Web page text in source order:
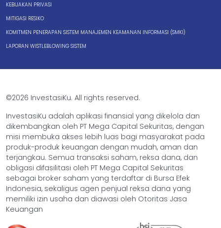
KEBIJAKAN PRIVASI
MITIGASI RESIKO
KOMITMEN PENERAPAN SISTEM MANAJEMEN KEAMANAN INFORMASI (SMKI)
LAPORAN WISTLEBLOWING SISTEM
©2026 InvestasiKu. All rights reserved.
InvestasiKu adalah aplikasi finansial yang dikelola dan
dikembangkan oleh PT Mega Capital Sekuritas, dengan
misi membuka akses lebih luas bagi masyarakat pada
produk-produk keuangan dengan mudah, aman dan
terjangkau. Semua transaksi saham, reksa dana, dan
obligasi difasilitasi oleh PT Mega Capital Sekuritas
sebagai broker saham yang terdaftar di Bursa Efek
Indonesia, sekaligus agen penjual reksa dana yang
memiliki izin usaha dan diawasi oleh Otoritas Jasa
Keuangan